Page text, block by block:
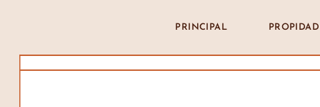
PRINCIPAL PROPIDAD